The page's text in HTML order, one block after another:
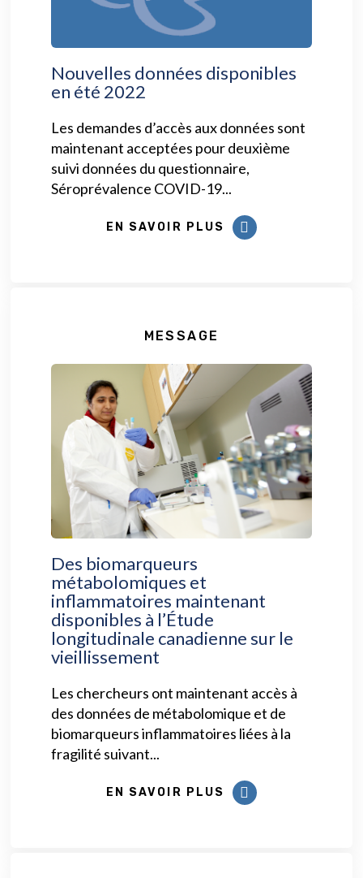
Nouvelles données disponibles
en été 2022
Les demandes d’accès aux données sont
maintenant acceptées pour deuxième
suivi données du questionnaire,
Séroprévalence COVID-19...
EN SAVOIR PLUS
MESSAGE
Des biomarqueurs
métabolomiques et
inflammatoires maintenant
disponibles à l’Étude
longitudinale canadienne sur le
vieillissement
Les chercheurs ont maintenant accès à
des données de métabolomique et de
biomarqueurs inflammatoires liées à la
fragilité suivant...
EN SAVOIR PLUS